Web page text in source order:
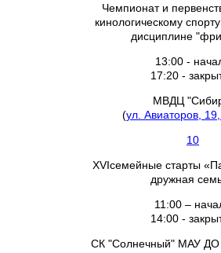
Чемпионат и
кинологическому
дисциплине
13:00 -
17:20 -
МВДЦ
(ул. Авиаторов,
10
XVIсемейные старты
дружная
11:00 –
14:00 -
СК "Солнечный" МАУ